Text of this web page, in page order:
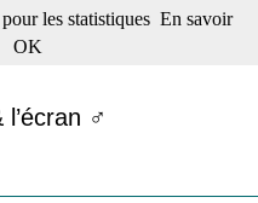
♂
les statistiques En savoir
OK